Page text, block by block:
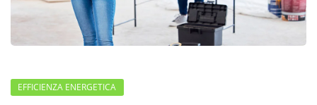
EFFICIENZA ENERGETICA